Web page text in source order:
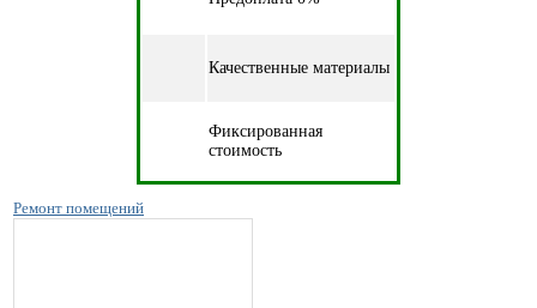
Качественные материалы
Фиксированная
стоимость
Ремонт помещений